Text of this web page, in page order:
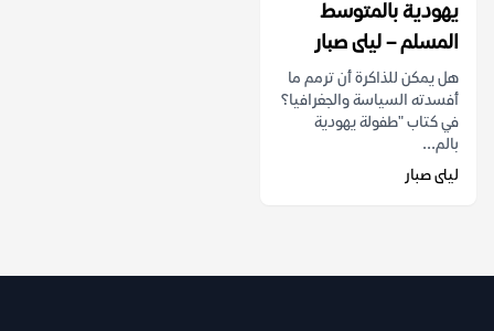
يهودية بالمتوسط
المسلم – ليلى صبار
هل يمكن للذاكرة أن ترمم ما
أفسدته السياسة والجغرافيا؟
في كتاب "طفولة يهودية
بالم...
ليلى صبار